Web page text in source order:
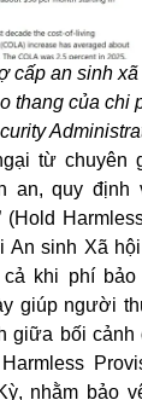
cấp an sinh
thang của chi
từ chuyên
an, quy định
(Hold
An sinh Xã
khi phí bảo
giúp người
giữa bối cảnh
nhằm bảo